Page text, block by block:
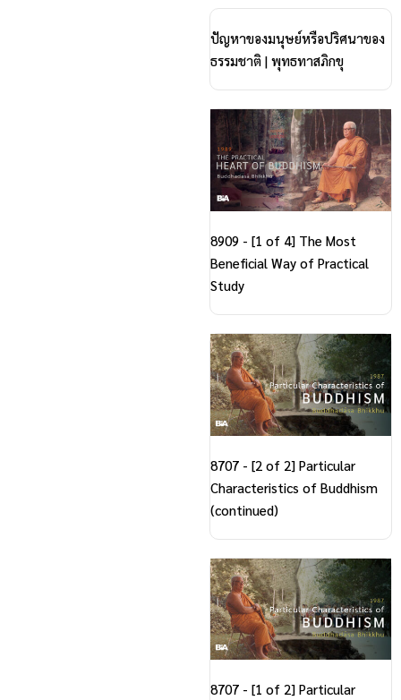
ปัญหาของมนุษย์หรือปริศนาของ
ธรรมชาติ | พุทธทาสภิกขุ
8909 - [1 of 4] The Most
Beneficial Way of Practical
Study
8707 - [2 of 2] Particular
Characteristics of Buddhism
(continued)
8707 - [1 of 2] Particular